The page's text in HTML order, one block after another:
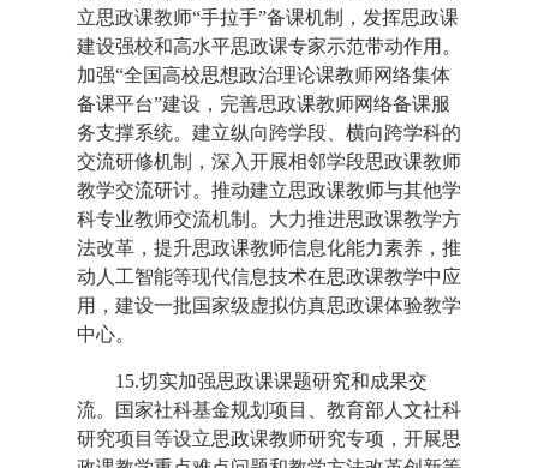
立思政课教师“手拉手”备课机制，发挥思政课
建设强校和高水平思政课专家示范带动作用。
加强“全国高校思想政治理论课教师网络集体
备课平台”建设，完善思政课教师网络备课服
务支撑系统。建立纵向跨学段、横向跨学科的
交流研修机制，深入开展相邻学段思政课教师
教学交流研讨。推动建立思政课教师与其他学
科专业教师交流机制。大力推进思政课教学方
法改革，提升思政课教师信息化能力素养，推
动人工智能等现代信息技术在思政课教学中应
用，建设一批国家级虚拟仿真思政课体验教学
中心。
15.切实加强思政课课题研究和成果交
流。国家社科基金规划项目、教育部人文社科
研究项目等设立思政课教师研究专项，开展思